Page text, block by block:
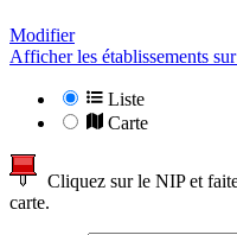
Modifier
Afficher les établissements
Liste
Carte
Cliquez sur le NIP et
carte.